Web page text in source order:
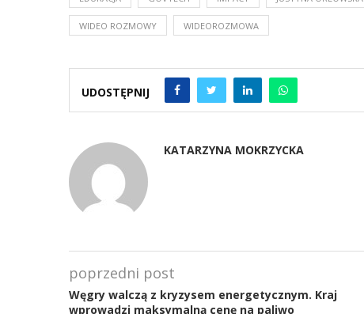
WIDEO ROZMOWY WIDEOROZMOWA
UDOSTĘPNIJ
KATARZYNA MOKRZYCKA
poprzedni post
Węgry walczą z kryzysem energetycznym. Kraj
wprowadzi maksymalną cenę na paliwo